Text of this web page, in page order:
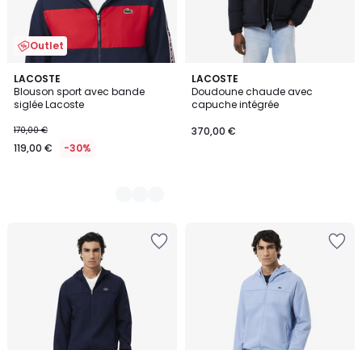
Outlet
LACOSTE
Blouson sport avec bande
siglée Lacoste
€
au
appliquée.
170,00 €
119,00 € -30%
2
Couleurs
LACOSTE
Doudoune chaude avec
capuche intégrée
370,00 €